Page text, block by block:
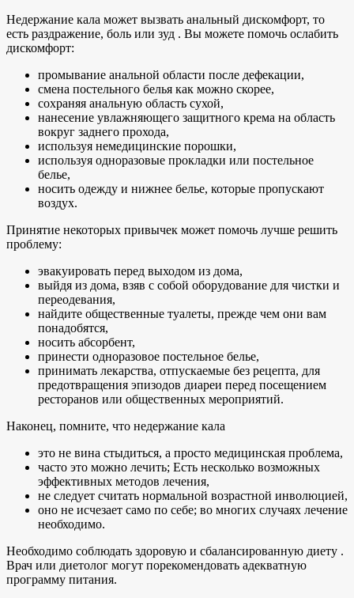
Недержание кала может вызвать анальный дискомфорт, то
есть раздражение, боль или зуд . Вы можете помочь ослабить
дискомфорт:
промывание анальной области после дефекации,
смена постельного белья как можно скорее,
сохраняя анальную область сухой,
нанесение увлажняющего защитного крема на область
вокруг заднего прохода,
используя немедицинские порошки,
используя одноразовые прокладки или постельное
белье,
носить одежду и нижнее белье, которые пропускают
воздух.
Принятие некоторых привычек может помочь лучше решить
проблему:
эвакуировать перед выходом из дома,
выйдя из дома, взяв с собой оборудование для чистки и
переодевания,
найдите общественные туалеты, прежде чем они вам
понадобятся,
носить абсорбент,
принести одноразовое постельное белье,
принимать лекарства, отпускаемые без рецепта, для
предотвращения эпизодов диареи перед посещением
ресторанов или общественных мероприятий.
Наконец, помните, что недержание кала
это не вина стыдиться, а просто медицинская проблема,
часто это можно лечить; Есть несколько возможных
эффективных методов лечения,
не следует считать нормальной возрастной инволюцией,
оно не исчезает само по себе; во многих случаях лечение
необходимо.
Необходимо соблюдать здоровую и сбалансированную диету .
Врач или диетолог могут порекомендовать адекватную
программу питания.